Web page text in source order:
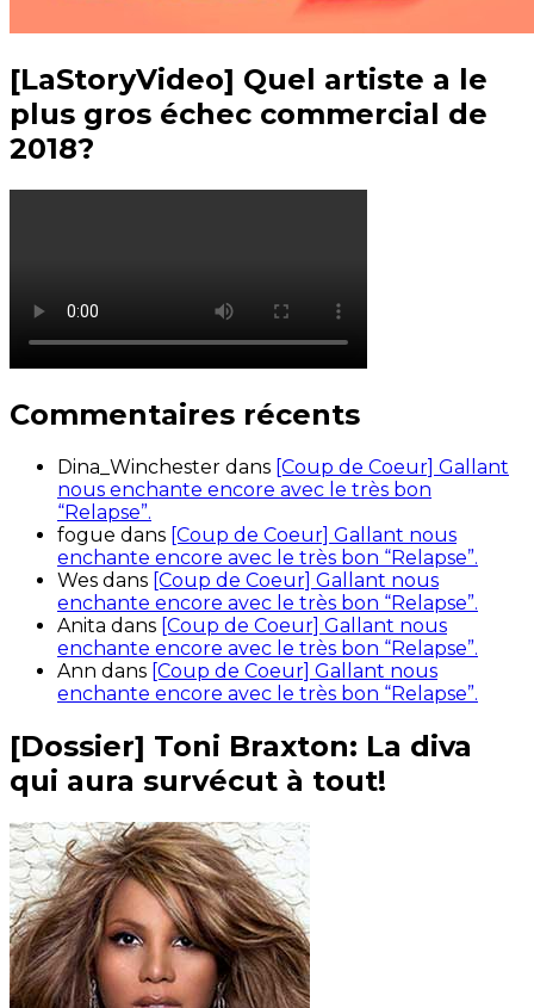
[LaStoryVideo] Quel artiste a le
plus gros échec commercial de
2018?
Commentaires récents
Dina_Winchester dans [Coup de Coeur] Gallant
nous enchante encore avec le très bon
“Relapse”.
fogue dans [Coup de Coeur] Gallant nous
enchante encore avec le très bon “Relapse”.
Wes dans [Coup de Coeur] Gallant nous
enchante encore avec le très bon “Relapse”.
Anita dans [Coup de Coeur] Gallant nous
enchante encore avec le très bon “Relapse”.
Ann dans [Coup de Coeur] Gallant nous
enchante encore avec le très bon “Relapse”.
[Dossier] Toni Braxton: La diva
qui aura survécut à tout!